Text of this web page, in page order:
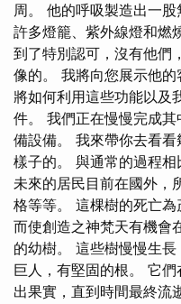
周。 他的呼吸製造出一股
許多燈籠、紫外線燈和燃
到了特別認可，沒有他們
像的。 我將向您展示他
將如何利用這些功能以及
件。 我們正在慢慢完成
備設備。 我來帶你去看
樣子的。 與通常的過程
未來的居民目前在國外，
格等等。 這棵樹的死亡
而使創造之神梵天有機會
的幼樹。 這些樹慢慢生
巨人，有堅固的根。 它
出果實，直到時間最終流